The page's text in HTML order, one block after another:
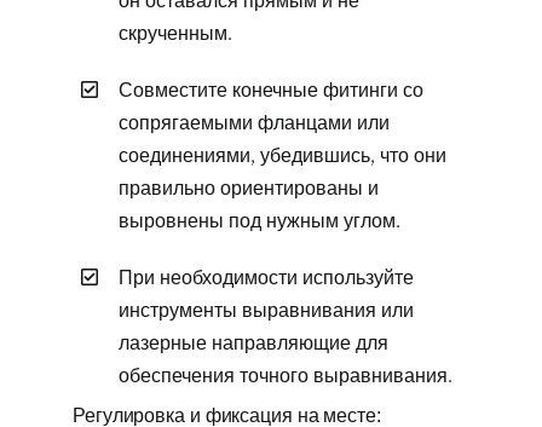
скрученным.
Совместите конечные фитинги со
сопрягаемыми фланцами или
соединениями, убедившись, что они
правильно ориентированы и
выровнены под нужным углом.
При необходимости используйте
инструменты выравнивания или
лазерные направляющие для
обеспечения точного выравнивания.
Регулировка и фиксация на месте: